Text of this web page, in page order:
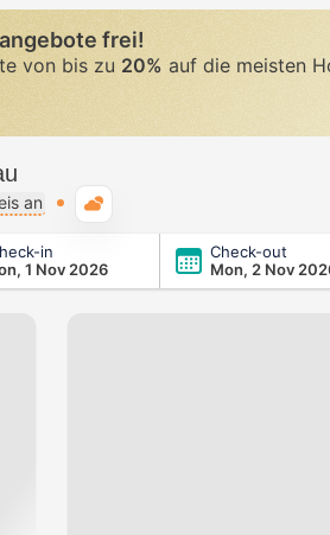
frei!
von bis zu 20%auf die meisten
an
in
1 Nov 2026
Check-out
Mon, 2 Nov